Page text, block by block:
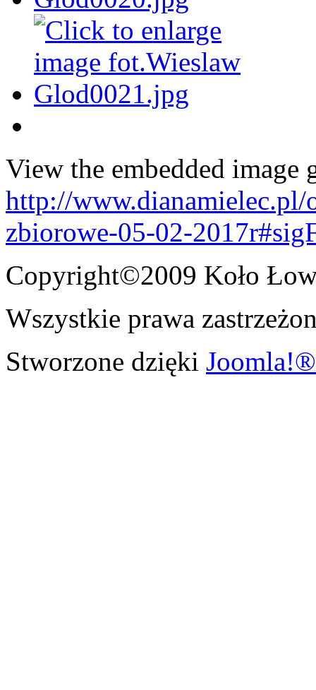
View the embedded image
http://
zbiorowe-05-02-
Copyright©2009 Koło
Wszystkie prawa
Stworzone dzięki Joomla!®